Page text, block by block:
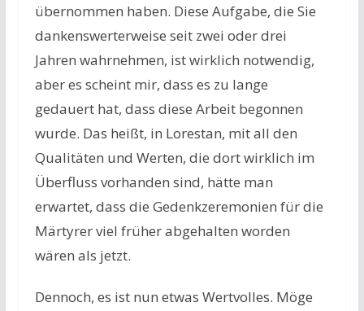
übernommen haben. Diese Aufgabe, die Sie
dankenswerterweise seit zwei oder drei
Jahren wahrnehmen, ist wirklich notwendig,
aber es scheint mir, dass es zu lange
gedauert hat, dass diese Arbeit begonnen
wurde. Das heißt, in Lorestan, mit all den
Qualitäten und Werten, die dort wirklich im
Überfluss vorhanden sind, hätte man
erwartet, dass die Gedenkzeremonien für die
Märtyrer viel früher abgehalten worden
wären als jetzt.
Dennoch, es ist nun etwas Wertvolles. Möge